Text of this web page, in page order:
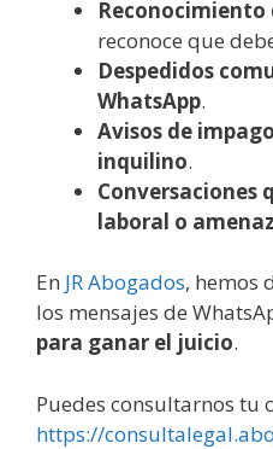
Reconocimiento
reconoce que
Despedidos
WhatsApp.
Avisos de
inquilino.
Conversaciones
laboral o
En JR Abogados, hemos
los mensajes de
para ganar el juicio.
Puedes consultarnos tu
https://